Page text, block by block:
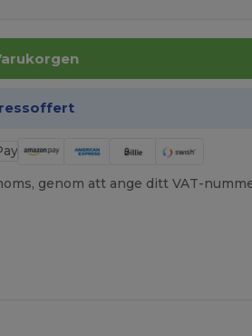
genom att ange ditt VAT-